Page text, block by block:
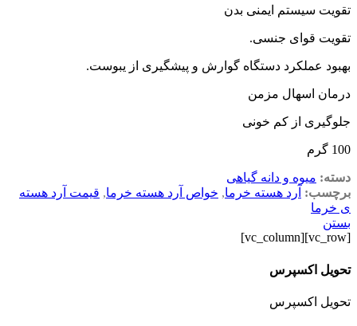
تقویت سیستم ایمنی بدن
تقویت قوای جنسی.
بهبود عملکرد دستگاه گوارش و پیشگیری از یبوست.
درمان اسهال مزمن
جلوگیری از کم خونی
100 گرم
دسته: میوه و دانه گیاهی
برچسب: آرد هسته خرما, خواص آرد هسته خرما, قیمت آرد هسته
ی خرما
بستن
[vc_row][vc_column]
تحویل اکسپرس
تحویل اکسپرس